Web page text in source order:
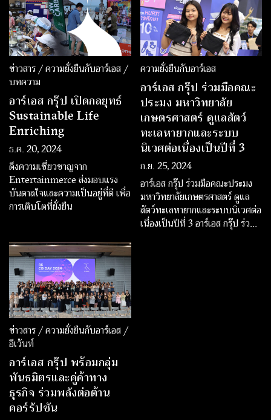
ข่าวสาร / ความยั่งยืนกับอาร์เอส /
บทความ
อาร์เอส กรุ๊ป เปิดกลยุทธ์
Sustainable Life
Enriching
ธ.ค. 20, 2024
ดึงความเชี่ยวชาญจาก
Entertainmerce ส่งมอบแรง
บันดาลใจและความเป็นอยู่ที่ดี เพื่อ
การเติบโตที่ยั่งยืน
ความยั่งยืนกับอาร์เอส
อาร์เอส กรุ๊ป ร่วมมือคณะ
ประมง มหาวิทยาลัย
เกษตรศาสตร์ ดูแลสัตว์
ทะเลหายากและระบบ
นิเวศต่อเนื่องเป็นปีที่ 3
ก.ย. 25, 2024
อาร์เอส กรุ๊ป ร่วมมือคณะประมง
มหาวิทยาลัยเกษตรศาสตร์ ดูแล
สัตว์ทะเลหายากและระบบนิเวศต่อ
เนื่องเป็นปีที่ 3 อาร์เอส กรุ๊ป ร่วม
ข่าวสาร / ความยั่งยืนกับอาร์เอส /
อีเว้นท์
อาร์เอส กรุ๊ป พร้อมกลุ่ม
พันธมิตรและคู่ค้าทาง
ธุรกิจ ร่วมพลังต่อต้าน
คอร์รัปชัน